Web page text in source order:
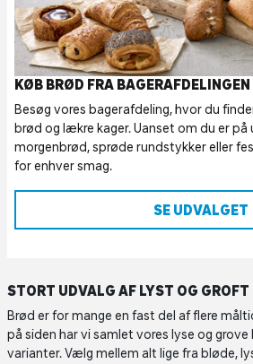
KØB BRØD FRA BAGERAFDELINGEN
Besøg vores bagerafdeling, hvor du
brød og lækre kager. Uanset om du er på
morgenbrød, sprøde rundstykker eller
for enhver smag.
SE UDVALGET
STORT UDVALG AF LYST OG GROFT
Brød er for mange en fast del af flere
på siden har vi samlet vores lyse og grove
varianter. Vælg mellem alt lige fra bløde,